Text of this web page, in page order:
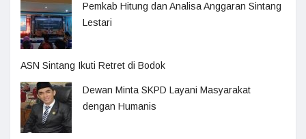
Pemkab Hitung dan Analisa Anggaran Sintang
Lestari
ASN Sintang Ikuti Retret di Bodok
Dewan Minta SKPD Layani Masyarakat
dengan Humanis